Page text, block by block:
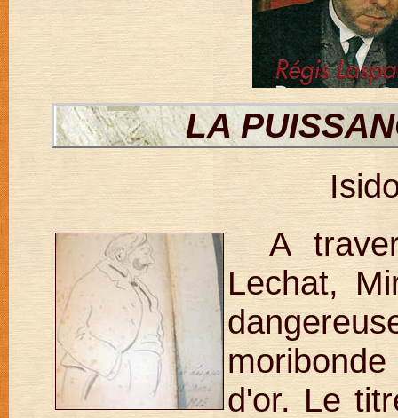
LA
A
Lechat,
d'or. Le